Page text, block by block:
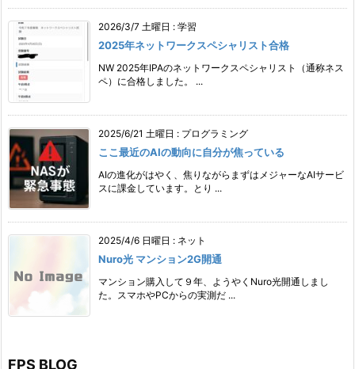
2026/3/7 土曜日 : 学習
2025年ネットワークスペシャリスト合格
NW 2025年IPAのネットワークスペシャリスト（通称ネス
ペ）に合格しました。 ...
2025/6/21 土曜日 : プログラミング
ここ最近のAIの動向に自分が焦っている
AIの進化がはやく、焦りながらまずはメジャーなAIサービ
スに課金しています。とり ...
2025/4/6 日曜日 : ネット
Nuro光 マンション2G開通
マンション購入して９年、ようやくNuro光開通しまし
た。スマホやPCからの実測だ ...
FPS BLOG